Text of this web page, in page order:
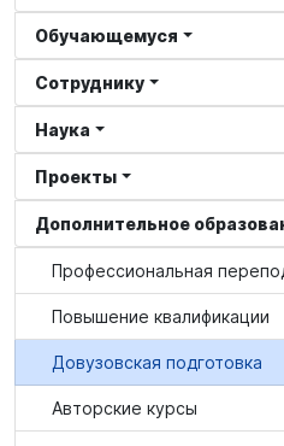
Обучающемуся
Сотруднику
Наука
Проекты
Дополнительное
Профессиональная
Повышение квалификации
Довузовская подготовка
Авторские курсы